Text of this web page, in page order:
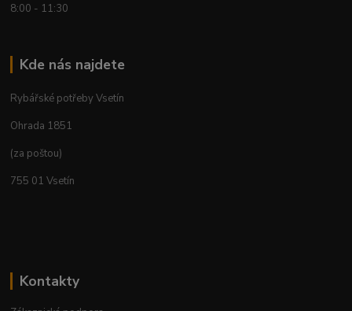
8:00 - 11:30
Kde nás najdete
Rybářské potřeby Vsetín
Ohrada 1851
(za poštou)
755 01 Vsetín
Kontakty